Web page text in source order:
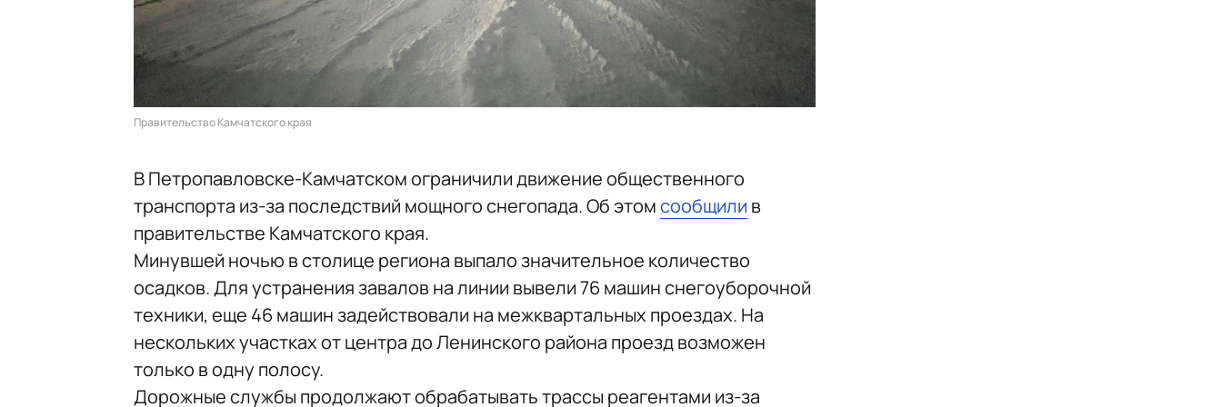
Правительство Камчатского края
В Петропавловске-Камчатском ограничили движение общественного
транспорта из-за последствий мощного снегопада. Об этомсообщили в
правительстве Камчатского края.
Минувшей ночью в столице региона выпало значительное количество
осадков. Для устранения завалов на линии вывели 76 машин снегоуборочной
техники, еще 46 машин задействовали на межквартальных проездах. На
нескольких участках от центра до Ленинского района проезд возможен
только в одну полосу.
Дорожные службы продолжают обрабатывать трассы реагентами из-за